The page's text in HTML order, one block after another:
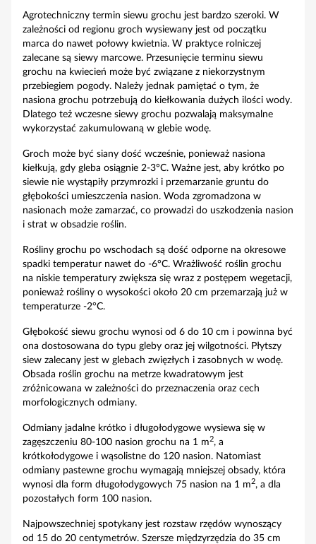
Agrotechniczny termin siewu grochu jest bardzo szeroki. W
zależności od regionu groch wysiewany jest od początku
marca do nawet połowy kwietnia. W praktyce rolniczej
zalecane są siewy marcowe. Przesunięcie terminu siewu
grochu na kwiecień może być związane z niekorzystnym
przebiegiem pogody. Należy jednak pamiętać o tym, że
nasiona grochu potrzebują do kiełkowania dużych ilości wody.
Dlatego też wczesne siewy grochu pozwalają maksymalne
wykorzystać zakumulowaną w glebie wodę.
Groch może być siany dość wcześnie, ponieważ nasiona
kiełkują, gdy gleba osiągnie 2-3°C. Ważne jest, aby krótko po
siewie nie wystąpiły przymrozki i przemarzanie gruntu do
głębokości umieszczenia nasion. Woda zgromadzona w
nasionach może zamarzać, co prowadzi do uszkodzenia nasion
i strat w obsadzie roślin.
Rośliny grochu po wschodach są dość odporne na okresowe
spadki temperatur nawet do -6°C. Wrażliwość roślin grochu
na niskie temperatury zwiększa się wraz z postępem wegetacji,
ponieważ rośliny o wysokości około 20 cm przemarzają już w
temperaturze -2°C.
Głębokość siewu grochu wynosi od 6 do 10 cm i powinna być
ona dostosowana do typu gleby oraz jej wilgotności. Płytszy
siew zalecany jest w glebach zwięzłych i zasobnych w wodę.
Obsada roślin grochu na metrze kwadratowym jest
zróżnicowana w zależności do przeznaczenia oraz cech
morfologicznych odmiany.
Odmiany jadalne krótko i długołodygowe wysiewa się w
zagęszczeniu 80-100 nasion grochu na 1 m2, a
krótkołodygowe i wąsolistne do 120 nasion. Natomiast
odmiany pastewne grochu wymagają mniejszej obsady, która
wynosi dla form długołodygowych 75 nasion na 1 m2, a dla
pozostałych form 100 nasion.
Najpowszechniej spotykany jest rozstaw rzędów wynoszący
od 15 do 20 centymetrów. Szersze międzyrzędzia do 35 cm